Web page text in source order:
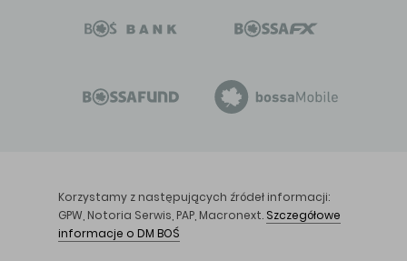
Korzystamy z następujących źródeł informacji:
GPW, Notoria Serwis, PAP, Macronext. Szczegółowe
informacje o DM BOŚ